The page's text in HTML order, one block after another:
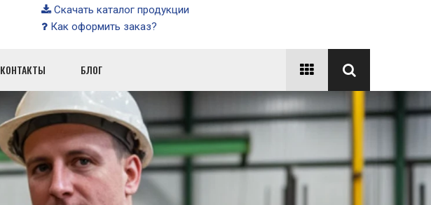
Скачать каталог продукции
Как оформить заказ?
КОНТАКТЫ БЛОГ